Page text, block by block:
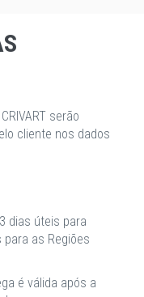
serão
cliente nos dados
dias úteis para
as Regiões
é válida após a